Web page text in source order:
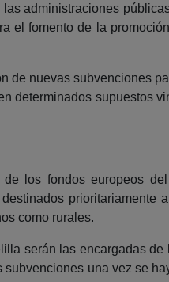
administraciones
el fomento de la
de nuevas subvenciones
determinados supuestos
los fondos europeos
como rurales.
serán las encargadas
una vez se